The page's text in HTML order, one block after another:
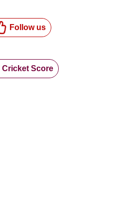
Follow us
Cricket Score